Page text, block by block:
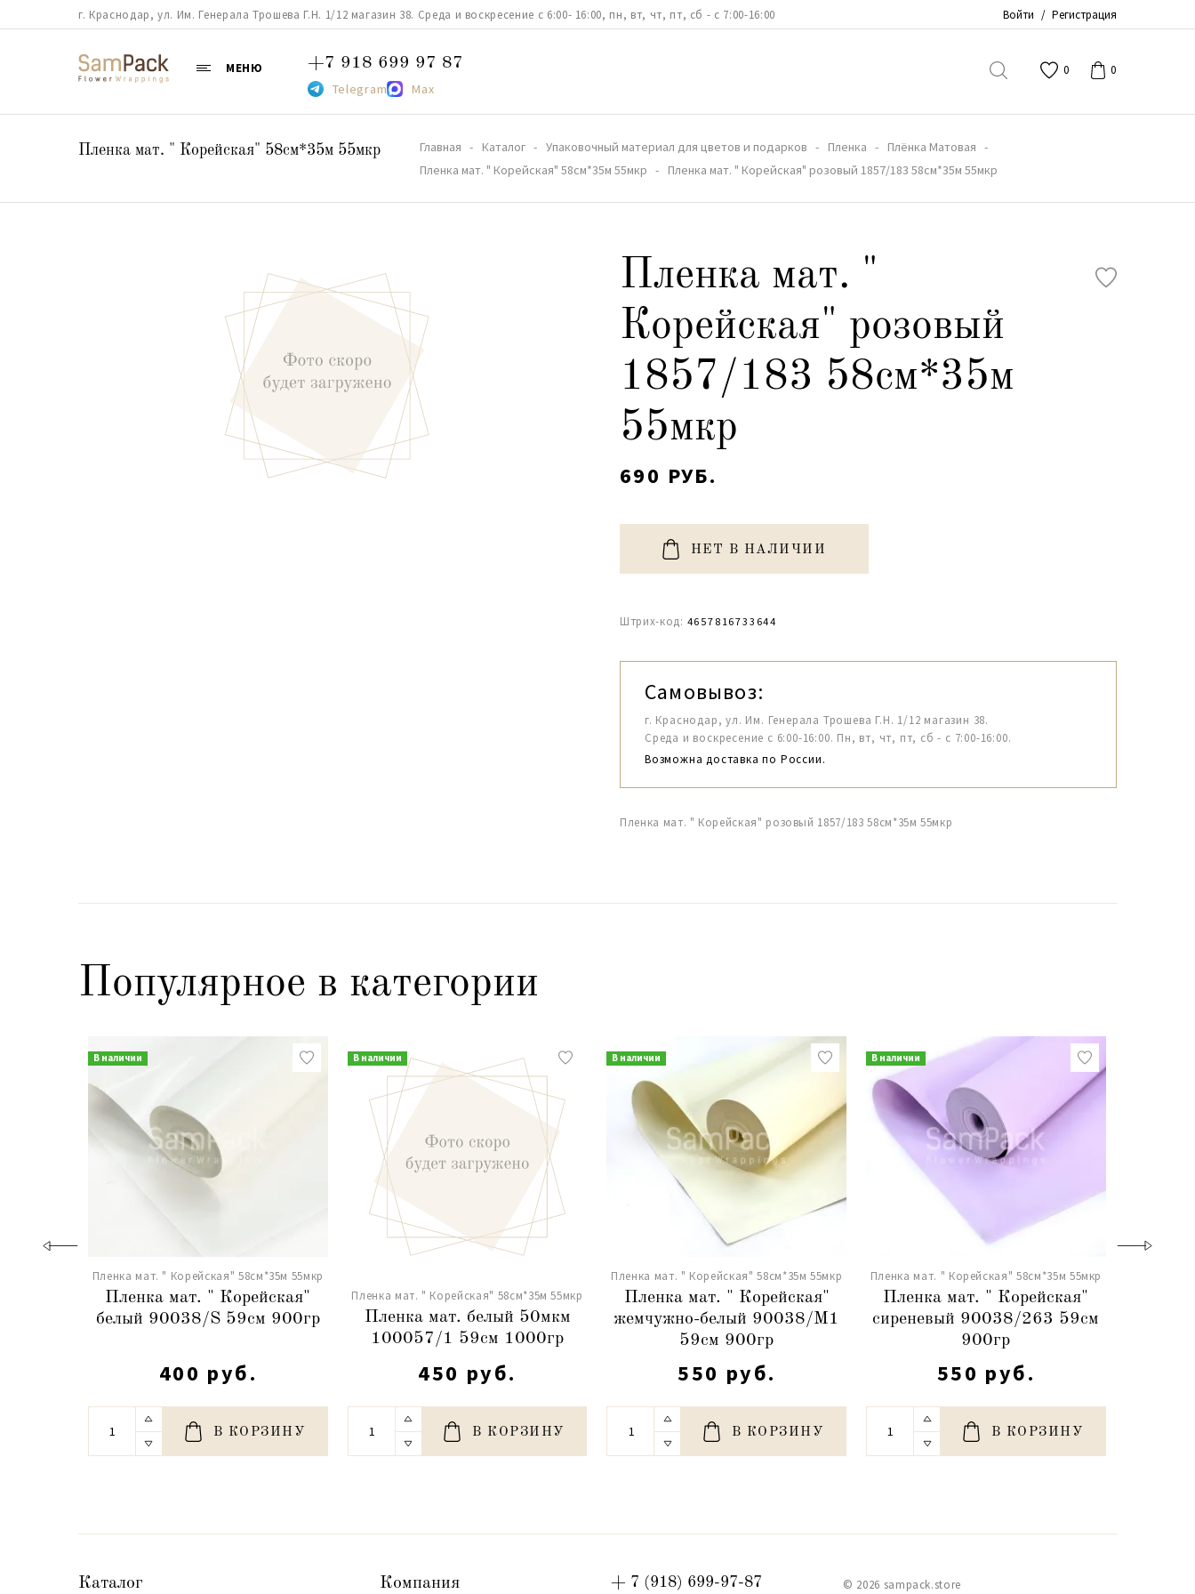
г. Краснодар, ул. Им. Генерала Трошева Г.Н. 1/12 магазин 38. Среда и воскресение с 6:00- 16:00, пн, вт, чт, пт, сб - с 7:00-16:00 Войти / Регистрация
МЕНЮ +7 918 699 97 87
Telegram Max
0 0
Пленка мат. " Корейская" 58см*35м 55мкр Главная Каталог Упаковочный материал для цветов и подарков Пленка
Плёнка Матовая
Пленка мат. " Корейская" 58см*35м 55мкр
Пленка мат. " Корейская" розовый 1857/183 58см*35м 55мкр
Пленка мат. "
Корейская" розовый
1857/183 58см*35м
55мкр
690 РУБ.
НЕТ В НАЛИЧИИ
Штрих-код: 4657816733644
Самовывоз:
г. Краснодар, ул. Им. Генерала Трошева Г.Н. 1/12 магазин 38.
Среда и воскресение с 6:00-16:00. Пн, вт, чт, пт, сб - с 7:00-16:00.
Возможна доставка по России.
Пленка мат. " Корейская" розовый 1857/183 58см*35м 55мкр
Популярное в категории
В наличии
Пленка мат. " Корейская" 58см*35м 55мкр
Пленка мат. " Корейская"
белый 90038/S 59см 900гр
400 руб.
В КОРЗИНУ
В наличии
Пленка мат. " Корейская" 58см*35м 55мкр
Пленка мат. белый 50мкм
100057/1 59см 1000гр
450 руб.
В КОРЗИНУ
В наличии
Пленка мат. " Корейская" 58см*35м 55мкр
Пленка мат. " Корейская"
жемчужно-белый 90038/M1
59см 900гр
550 руб.
В КОРЗИНУ
В наличии
Пленка мат. " Корейская" 58см*35м 55мкр
Пленка мат. " Корейская"
сиреневый 90038/263 59см
900гр
550 руб.
В КОРЗИНУ
Каталог Компания + 7 (918) 699-97-87 © 2026 sampack.store